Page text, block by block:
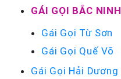
GÁI GỌI BẮC NINH
Gái Gọi Từ Sơn
Gái Gọi Quế Võ
Gái Gọi Hải Dương